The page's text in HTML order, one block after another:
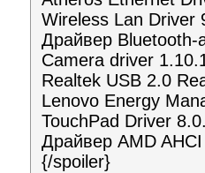
Wireless Lan Driver
Драйвер Bluetooth-
Camera driver
Realtek USB 2.0
Lenovo Energy
TouchPad Driver
Драйвер AMD
{/spoiler}